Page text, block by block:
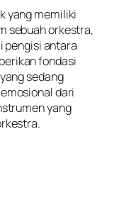
yang memiliki
sebuah orkestra,
pengisi antara
fondasi
sedang
dari
yang